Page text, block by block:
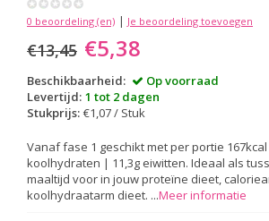
0 beoordeling (en) | Je beoordeling toevoegen
€13,45 €5,38
Beschikbaarheid:
Op voorraad
Levertijd: 1 tot 2 dagen
Stukprijs: €1,07 / Stuk
Vanaf fase 1 geschikt met per portie
koolhydraten | 11,3g eiwitten. Ideaal als
maaltijd voor in jouw proteïne dieet,
koolhydraatarm dieet. ...Meer informatie